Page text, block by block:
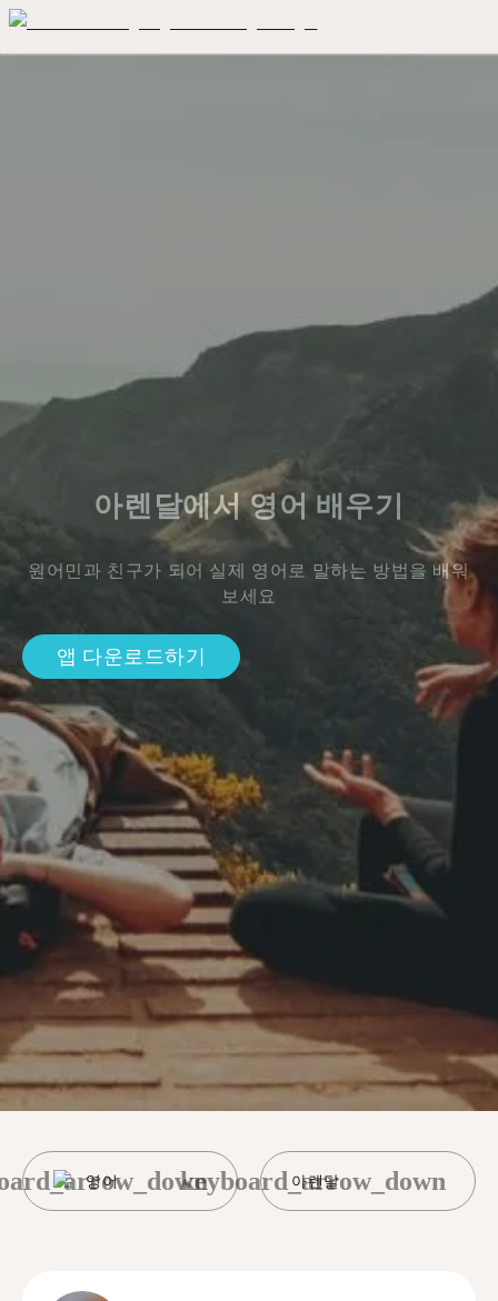
아렌달에서 영어 배우기
원어민과 친구가 되어 실제 영어로 말하는 방법을 배워
보세요
앱 다운로드하기
영어 아렌달
keyboard_arrow_down